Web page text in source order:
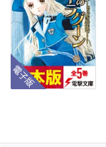
電子版